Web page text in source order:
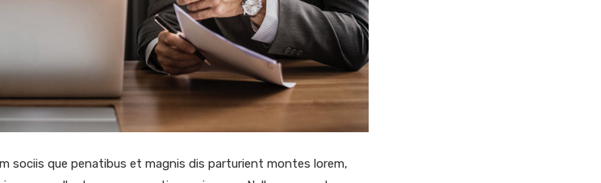
sociis que penatibus et magnis dis parturient montes lorem,